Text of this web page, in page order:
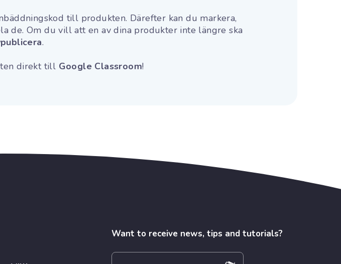
till produkten. Därefter kan du markera,
de. Om du vill att en av dina produkter inte längre ska
.
direkt till Google Classroom!
Want to receive news, tips and tutorials?